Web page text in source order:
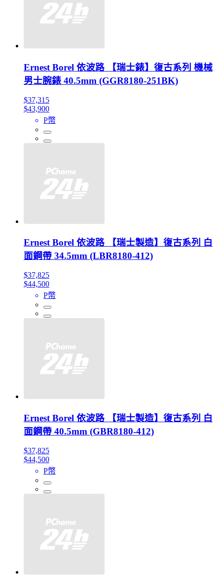
Ernest Borel 依波路 【瑞士錶】復古系列 機械
男士腕錶 40.5mm (GGR8180-251BK)
$37,315
$43,900
P幣
Ernest Borel 依波路 【瑞士製造】復古系列 白
面鋼帶 34.5mm (LBR8180-412)
$37,825
$44,500
P幣
Ernest Borel 依波路 【瑞士製造】復古系列 白
面鋼帶 40.5mm (GBR8180-412)
$37,825
$44,500
P幣